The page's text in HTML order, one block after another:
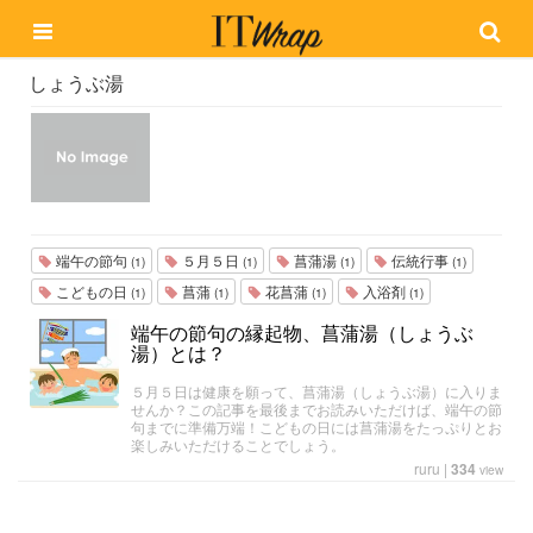
しょうぶ湯
端午の節句 (1) ５月５日 (1) 菖蒲湯 (1) 伝統行事 (1)
こどもの日 (1) 菖蒲 (1) 花菖蒲 (1) 入浴剤 (1)
端午の節句の縁起物、菖蒲湯（しょうぶ
湯）とは？
５月５日は健康を願って、菖蒲湯（しょうぶ湯）に入りま
せんか？この記事を最後までお読みいただけば、端午の節
句までに準備万端！こどもの日には菖蒲湯をたっぷりとお
楽しみいただけることでしょう。
ruru | 334 view